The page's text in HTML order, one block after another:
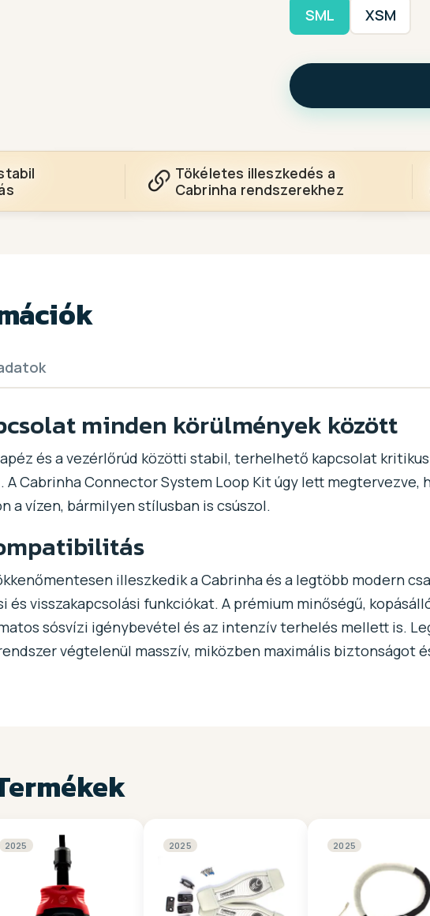
SML XSM
Tökéletes illeszkedés a
Cabrinha rendszerekhez
minden körülmények között
és a vezérlőrúd közötti stabil, terhelhető kapcsolat
Cabrinha Connector System Loop Kit úgy lett megtervezve,
a vízen, bármilyen stílusban is csúszol.
illeszkedik a Cabrinha és a legtöbb modern
és visszakapcsolási funkciókat. A prémium minőségű,
sósvízi igénybevétel és az intenzív terhelés mellett is.
végtelenül masszív, miközben maximális biztonságot
2025 2025 2025